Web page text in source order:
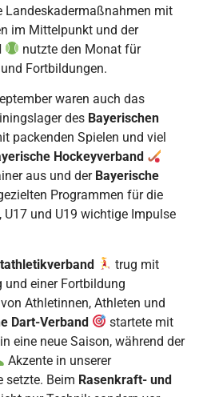
Landeskadermaßnahmen mit
im Mittelpunkt und der
nutzte den Monat für
Fortbildungen.
waren auch das
des Bayerischen
packenden Spielen und viel
Hockeyverband
aus und der Bayerische
Programmen für die
und U19 wichtige Impulse
trug mit
einer Fortbildung
Athletinnen, Athleten und
Dart-Verband
startete mit
eine neue Saison, während der
Akzente in unserer
Beim Rasenkraft- und